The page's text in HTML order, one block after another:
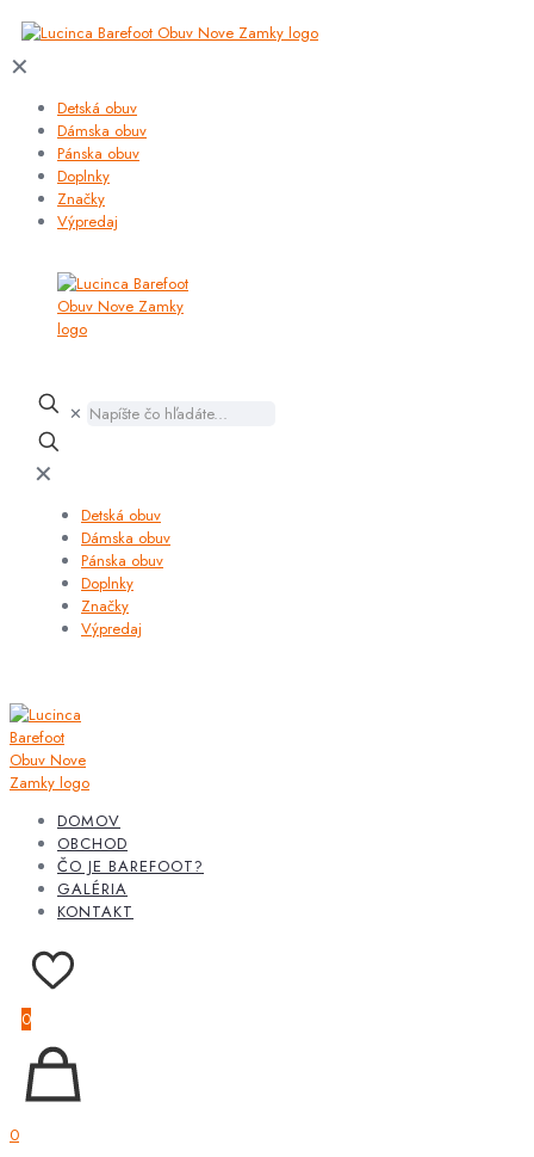
✕
Detská obuv
Dámska obuv
Pánska obuv
Doplnky
Značky
Výpredaj
✕
✕
Detská obuv
Dámska obuv
Pánska obuv
Doplnky
Značky
Výpredaj
DOMOV
OBCHOD
ČO JE BAREFOOT?
GALÉRIA
KONTAKT
0
0